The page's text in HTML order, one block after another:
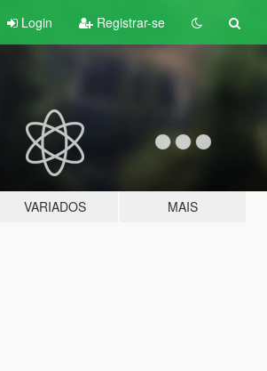
Login Registrar-se
VARIADOS MAIS